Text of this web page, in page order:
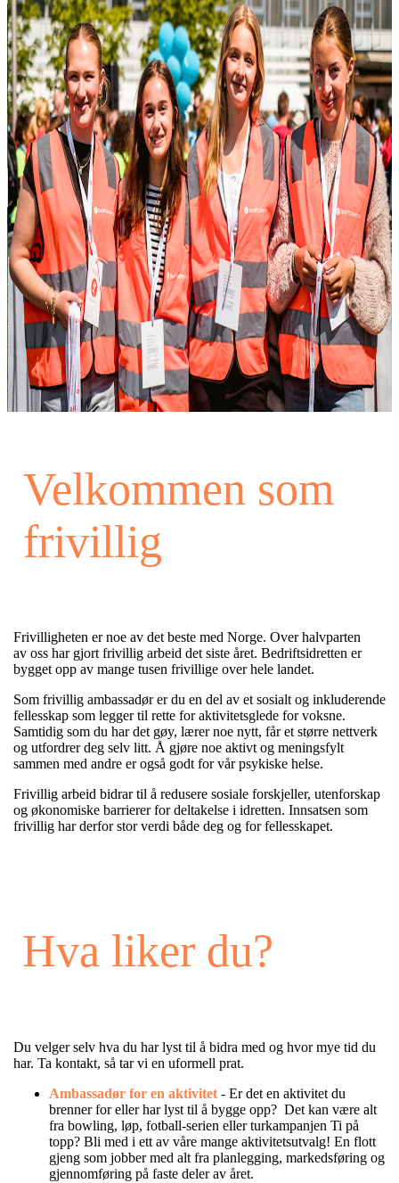
Velkommen som
frivillig
Frivilligheten er noe av det beste med Norge. Over halvparten
av oss har gjort frivillig arbeid det siste året. Bedriftsidretten er
bygget opp av mange tusen frivillige over hele landet.
Som frivillig ambassadør er du en del av et sosialt og inkluderende
fellesskap som legger til rette for aktivitetsglede for voksne.
Samtidig som du har det gøy, lærer noe nytt, får et større nettverk
og utfordrer deg selv litt. Å gjøre noe aktivt og meningsfylt
sammen med andre er også godt for vår psykiske helse.
Frivillig arbeid bidrar til å redusere sosiale forskjeller, utenforskap
og økonomiske barrierer for deltakelse i idretten. Innsatsen som
frivillig har derfor stor verdi både deg og for fellesskapet.
Hva liker du?
Du velger selv hva du har lyst til å bidra med og hvor mye tid du
har. Ta kontakt, så tar vi en uformell prat.
Ambassadør for en aktivitet - Er det en aktivitet du
brenner for eller har lyst til å bygge opp? Det kan være alt
fra bowling, løp, fotball-serien eller turkampanjen Ti på
topp? Bli med i ett av våre mange aktivitetsutvalg! En flott
gjeng som jobber med alt fra planlegging, markedsføring og
gjennomføring på faste deler av året.